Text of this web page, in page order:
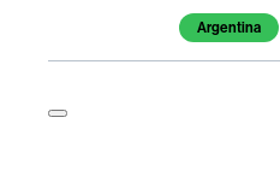
Temas de este artículo
Argentina